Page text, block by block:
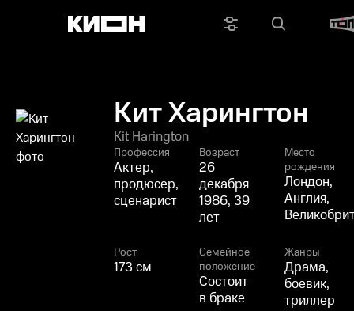
Кит Харингтон
Kit Harington
Профессия
Актер,
продюсер,
сценарист
Возраст
26
декабря
1986, 39
лет
Место
рождения
Лондон,
Англия,
Рост
173 см
Семейное
положение
Состоит
в браке
Жанры
Драма,
боевик,
триллер